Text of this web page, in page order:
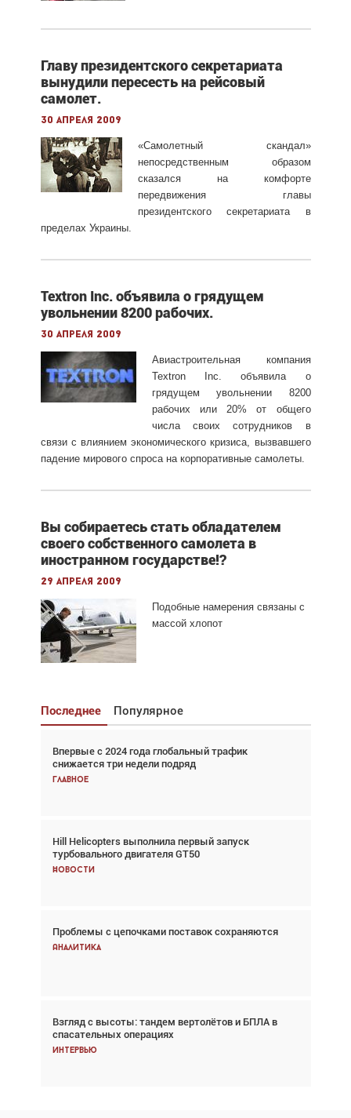
Главу президентского секретариата
вынудили пересесть на рейсовый
самолет.
30 апреля 2009
«Самолетный скандал»
непосредственным образом
сказался на комфорте
передвижения главы
президентского секретариата в
пределах Украины.
Textron Inc. объявила о грядущем
увольнении 8200 рабочих.
30 апреля 2009
Авиастроительная компания
Textron Inc. объявила о
грядущем увольнении 8200
рабочих или 20% от общего
числа своих сотрудников в
связи с влиянием экономического кризиса, вызвавшего
падение мирового спроса на корпоративные самолеты.
Вы собираетесь стать обладателем
своего собственного самолета в
иностранном государстве!?
29 апреля 2009
Подобные намерения связаны с
массой хлопот
Последнее Популярное
Впервые с 2024 года глобальный трафик
снижается три недели подряд
Главное
Hill Helicopters выполнила первый запуск
турбовального двигателя GT50
Новости
Проблемы с цепочками поставок сохраняются
Аналитика
Взгляд с высоты: тандем вертолётов и БПЛА в
спасательных операциях
Интервью
Взгляд с высоты: тандем вертолётов и БПЛА в
спасательных операциях
Главное
Авиационный фотограф Дэйв Кох: «Фотография
говорит сама за себя... а ИИ всё портит»
Новости
Впервые с 2024 года глобальный трафик
снижается три недели подряд
Частный самолёт – это актив. Подходите к
покупке соответствующим образом
Интервью